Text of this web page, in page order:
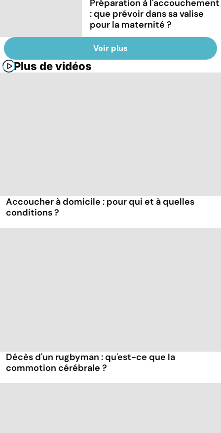
Préparation à l'accouchement
: que prévoir dans sa valise
pour la maternité ?
Voir plus
Plus de vidéos
Accoucher à domicile : pour qui et à quelles
conditions ?
Décès d'un rugbyman : qu'est-ce que la
commotion cérébrale ?